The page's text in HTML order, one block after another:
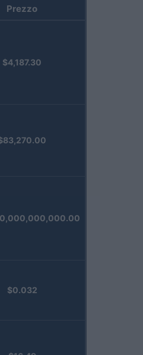
Prezzo
$4,187.30
$0.032